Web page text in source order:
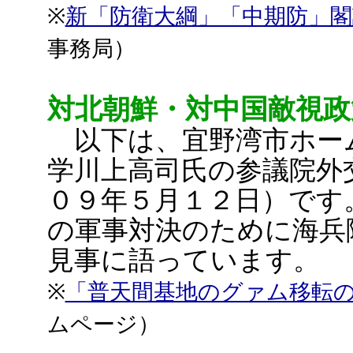
※新「防衛大綱」「中期防」
事務局）
対北朝鮮・対中国敵視
以下は、宜野湾市ホー
学川上高司氏の参議院
０９年５月１２日）で
の軍事対決のために海
見事に語っています。
※ 「普天間基地のグァム移転
ムページ）